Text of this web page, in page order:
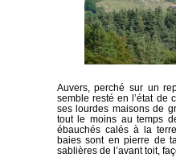
Auvers, perché sur un
semble resté en l’état de
ses lourdes maisons de
tout le moins au temps
ébauchés calés à la
baies sont en pierre de
sablières de l’avant toit,